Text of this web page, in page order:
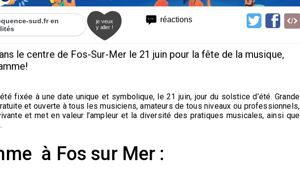
réactions
sud.fr en
je veux
y aller !
le centre de Fos-Sur-Mer le 21 juin pour la fête de la musique,
fixée à une date unique et symbolique, le 21 juin, jour du solstice d’été. Grande
et ouverte à tous les musiciens, amateurs de tous niveaux ou professionnels,
et met en valeur l’ampleur et la diversité des pratiques musicales, ainsi que
à Fos sur Mer :